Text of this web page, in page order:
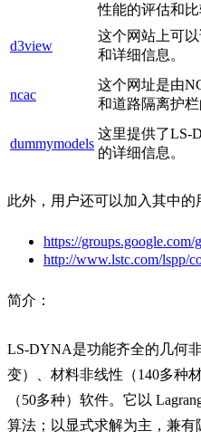
性能的评估和比
d3view
这个网站上可
和详细信息。
ncac
这个网址是由
和道路隔离护栏
dummymodels
这里提供了LS-
的详细信息。
此外，用户还可以加入其中的
https://groups.google.com/
http://www.lstc.com/lspp/
简介：
LS-DYNA是功能齐全的几何
变）、材料非线性（140多种
（50多种）软件。它以
算法；以显式求解为主，兼